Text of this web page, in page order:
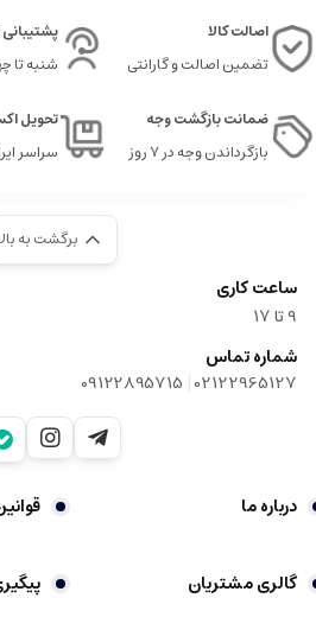
اصالت کالا
تضمین اصالت و گارانتی
پشتیبانی 24 ساعته
شنبه تا
ضمانت بازگشت وجه
بازگرداندن وجه در ۷ روز
تحویل
سراسر
برگشت به
ساعت کاری
9‌ تا ۱۷
شماره تماس
02122965127
|
09122895715
درباره ما
گالری مشتریان